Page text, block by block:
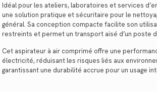
Idéal pour les ateliers, laboratoires et services
une solution pratique et sécuritaire pour le
général. Sa conception compacte facilite son
restreints et permet un transport aisé d’un poste
Cet aspirateur à air comprimé offre une
électricité, réduisant les risques liés aux
garantissant une durabilité accrue pour un usage